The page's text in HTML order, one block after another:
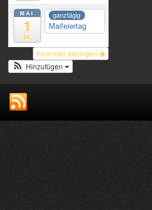
MAI
1
Di.
ganztägig
Maifeiertag
Kalender anzeigen
Hinzufügen